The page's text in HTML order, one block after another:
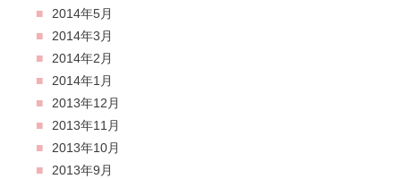
2014年5月
2014年3月
2014年2月
2014年1月
2013年12月
2013年11月
2013年10月
2013年9月